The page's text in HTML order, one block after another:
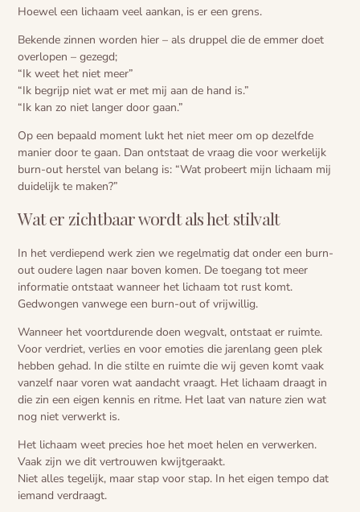
Hoewel een lichaam veel aankan, is er een grens.
Bekende zinnen worden hier – als druppel die de emmer doet
overlopen – gezegd;
“Ik weet het niet meer”
“Ik begrijp niet wat er met mij aan de hand is.”
“Ik kan zo niet langer door gaan.”
Op een bepaald moment lukt het niet meer om op dezelfde
manier door te gaan. Dan ontstaat de vraag die voor werkelijk
burn-out herstel van belang is: “Wat probeert mijn lichaam mij
duidelijk te maken?”
Wat er zichtbaar wordt als het stilvalt
In het verdiepend werk zien we regelmatig dat onder een burn-
out oudere lagen naar boven komen. De toegang tot meer
informatie ontstaat wanneer het lichaam tot rust komt.
Gedwongen vanwege een burn-out of vrijwillig.
Wanneer het voortdurende doen wegvalt, ontstaat er ruimte.
Voor verdriet, verlies en voor emoties die jarenlang geen plek
hebben gehad. In die stilte en ruimte die wij geven komt vaak
vanzelf naar voren wat aandacht vraagt. Het lichaam draagt in
die zin een eigen kennis en ritme. Het laat van nature zien wat
nog niet verwerkt is.
Het lichaam weet precies hoe het moet helen en verwerken.
Vaak zijn we dit vertrouwen kwijtgeraakt.
Niet alles tegelijk, maar stap voor stap. In het eigen tempo dat
iemand verdraagt.